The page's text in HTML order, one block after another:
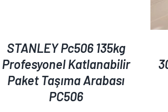
STANLEY Pc506 135kg
Profesyonel Katlanabilir
Paket Taşıma Arabası
PC506